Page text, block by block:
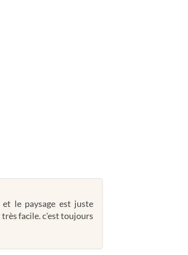
le paysage est juste
très facile. c'est toujours